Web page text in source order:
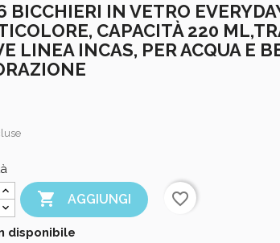
BICCHIERI IN VETRO
CAPACITÀ 220
LINEA INCAS, PER ACQUA E
 AGGIUNGI
favorite_border
disponibile